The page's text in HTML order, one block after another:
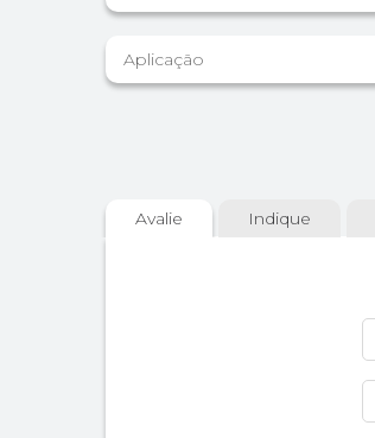
Aplicação
Avalie Indique